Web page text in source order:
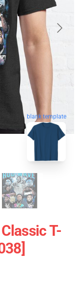
blank template
T-